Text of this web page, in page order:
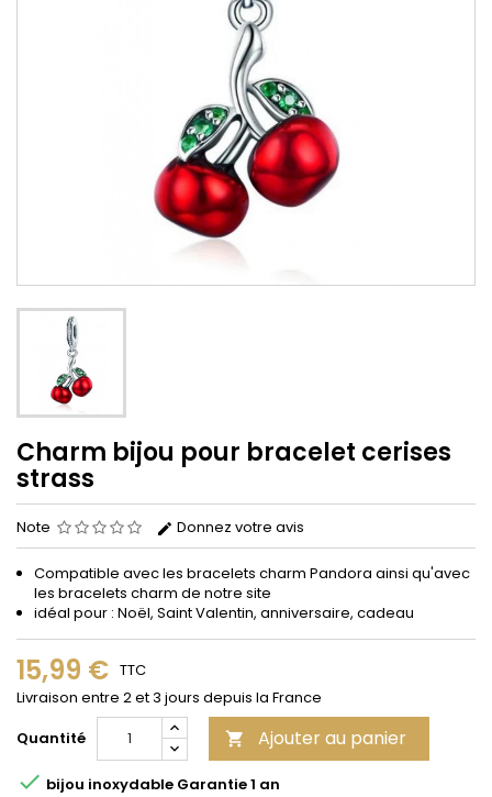
Charm bijou pour bracelet cerises
strass
Note Donnez votre avis
Compatible avec les bracelets charm Pandora ainsi qu'avec
les bracelets charm de notre site
idéal pour : Noël, Saint Valentin, anniversaire, cadeau
15,99 € TTC
Livraison entre 2 et 3 jours depuis la France
Quantité
 Ajouter au panier
 bijou inoxydable Garantie 1 an